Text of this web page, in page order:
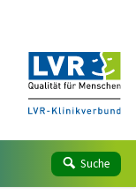
Suche